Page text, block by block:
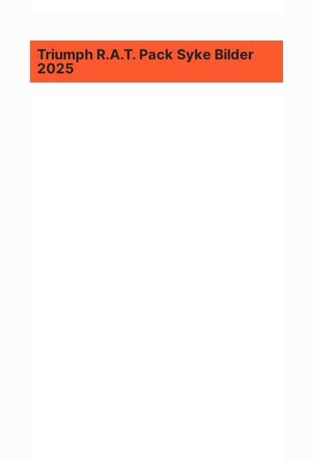
Triumph R.A.T. Pack Syke Bilder
2025